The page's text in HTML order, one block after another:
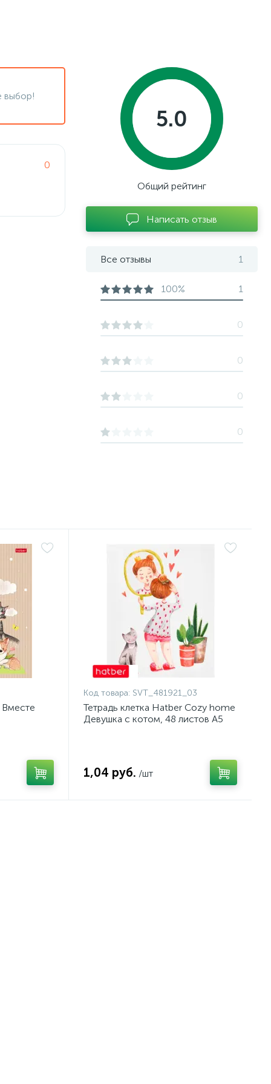
выбор!
0
5.0
Общий рейтинг
Написать отзыв
Все отзывы 1
100% 1
0
0
0
0
Вместе
Код товара: SVT_481921_03
Тетрадь клетка Hatber Cozy home
Девушка с котом, 48 листов А5
1,04 руб. /шт